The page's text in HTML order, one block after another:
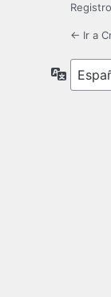
Registro
← Ir a
Idioma